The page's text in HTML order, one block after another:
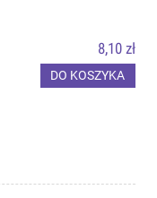
8,10 zł
DO KOSZYKA